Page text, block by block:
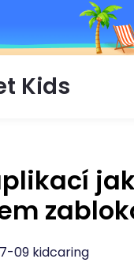
Kids
09 kidcaring